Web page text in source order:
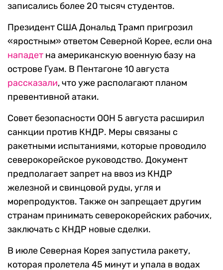
записались более 20 тысяч студентов.
Президент США Дональд Трамп пригрозил
«яростным» ответом Северной Корее, если она
нападет на американскую военную базу на
острове Гуам. В Пентагоне 10 августа
рассказали, что уже располагают планом
превентивной атаки.
Совет безопасности ООН 5 августа расширил
санкции против КНДР. Меры связаны с
ракетными испытаниями, которые проводило
северокорейское руководство. Документ
предполагает запрет на ввоз из КНДР
железной и свинцовой руды, угля и
морепродуктов. Также он запрещает другим
странам принимать северокорейских рабочих,
заключать с КНДР новые сделки.
В июле Северная Корея запустила ракету,
которая пролетела 45 минут и упала в водах